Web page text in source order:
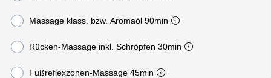
Massage klass. bzw. Aromaöl 90min
Rücken-Massage inkl. Schröpfen 30min
Fußreflexzonen-Massage 45min